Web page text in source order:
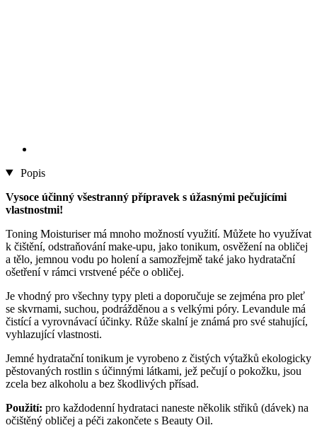
Popis
Vysoce účinný všestranný přípravek s úžasnými pečujícími
vlastnostmi!
Toning Moisturiser má mnoho možností využití. Můžete ho využívat
k čištění, odstraňování make-upu, jako tonikum, osvěžení na obličej
a tělo, jemnou vodu po holení a samozřejmě také jako hydratační
ošetření v rámci vrstvené péče o obličej.
Je vhodný pro všechny typy pleti a doporučuje se zejména pro pleť
se skvrnami, suchou, podrážděnou a s velkými póry. Levandule má
čistící a vyrovnávací účinky. Růže skalní je známá pro své stahující,
vyhlazující vlastnosti.
Jemné hydratační tonikum je vyrobeno z čistých výtažků ekologicky
pěstovaných rostlin s účinnými látkami, jež pečují o pokožku, jsou
zcela bez alkoholu a bez škodlivých přísad.
Použití: pro každodenní hydrataci naneste několik střiků (dávek) na
očištěný obličej a péči zakončete s Beauty Oil.